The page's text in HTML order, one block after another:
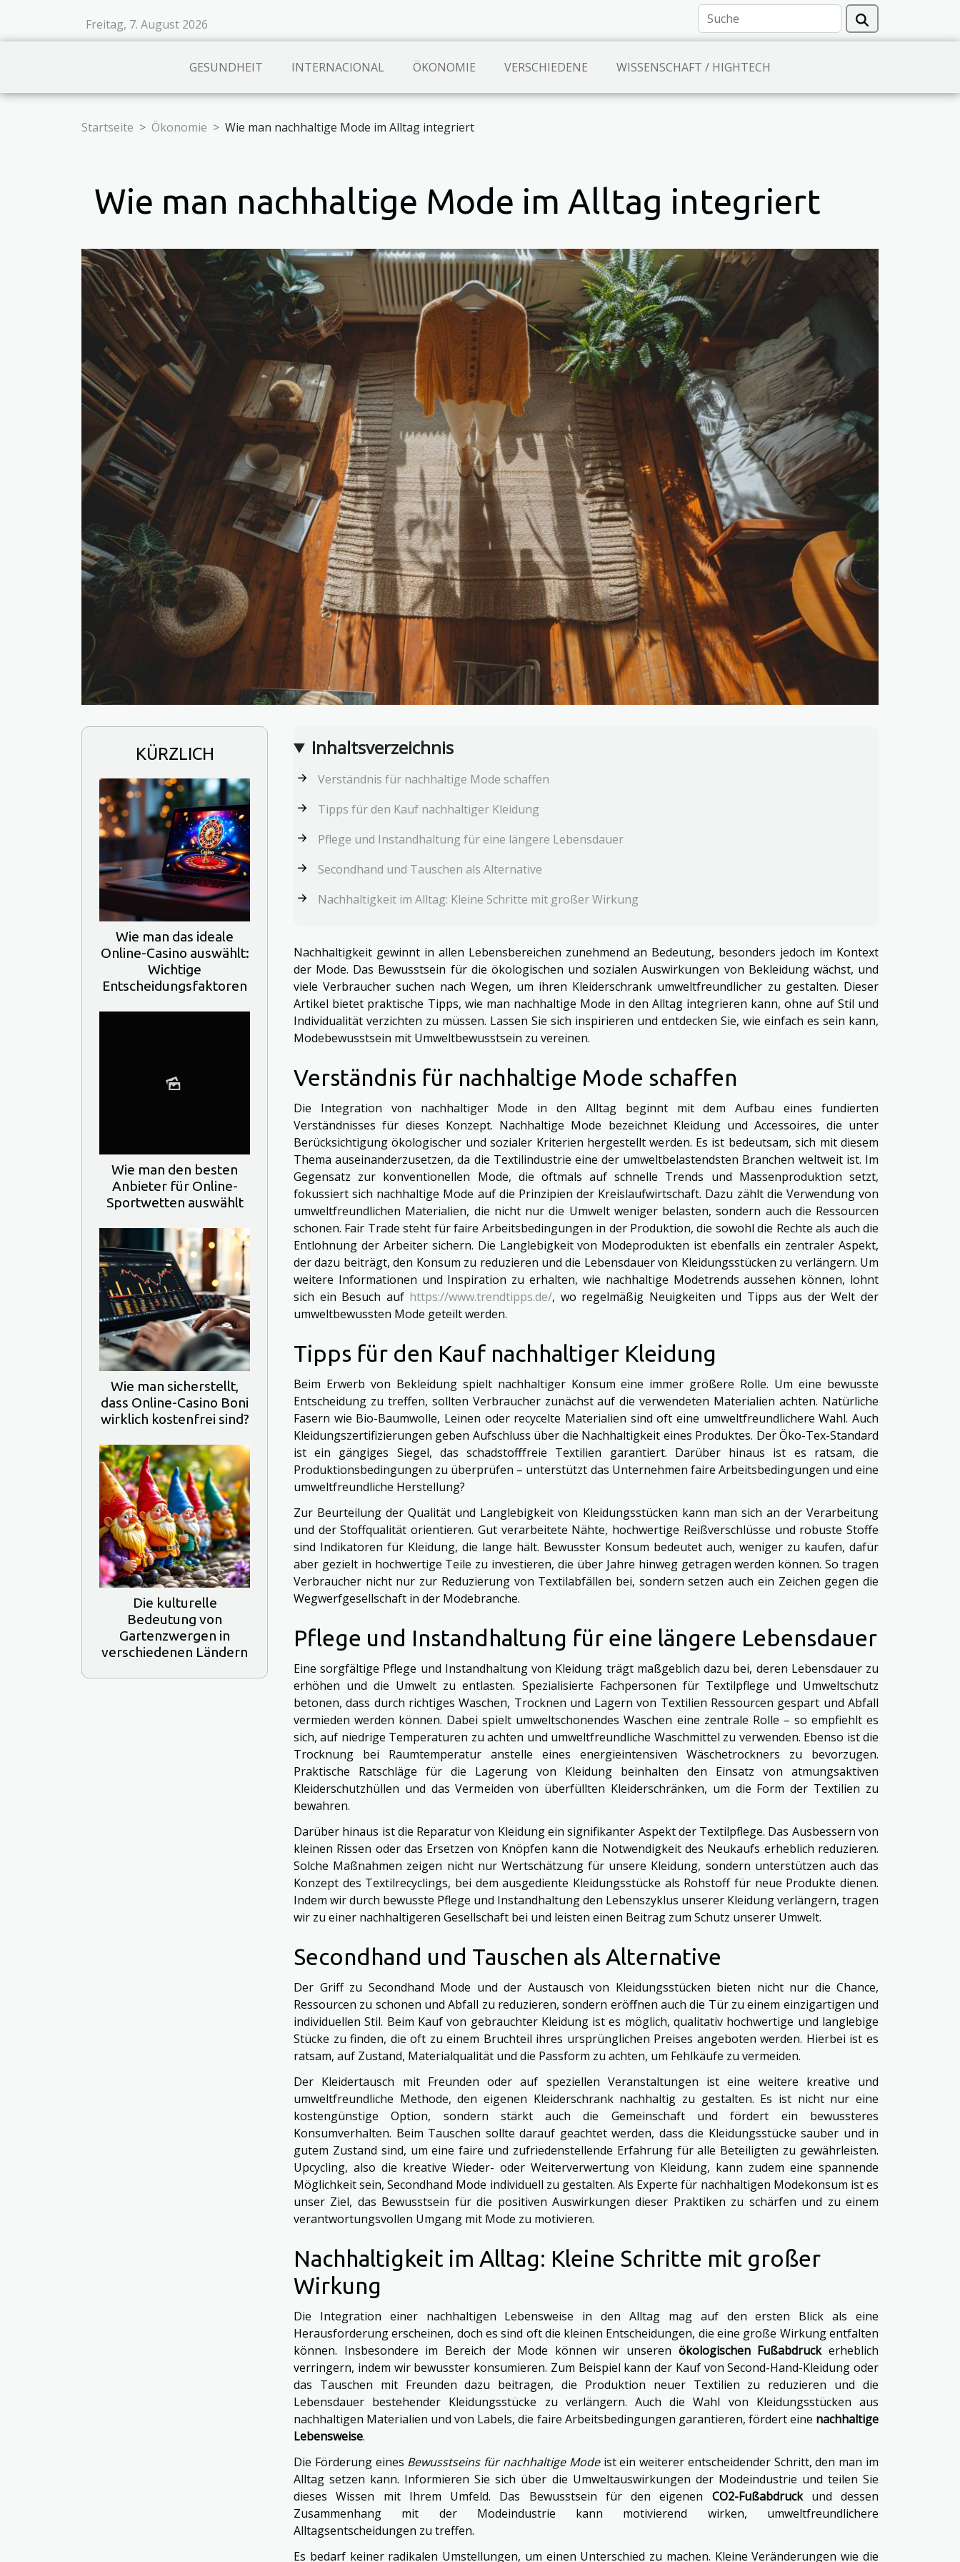
Freitag, 7. August 2026
GESUNDHEIT INTERNACIONAL ÖKONOMIE VERSCHIEDENE WISSENSCHAFT / HIGHTECH
Startseite Ökonomie Wie man nachhaltige Mode im Alltag integriert
Wie man nachhaltige Mode im Alltag integriert
KÜRZLICH
Wie man das ideale
Online-Casino auswählt:
Wichtige
Entscheidungsfaktoren
Wie man den besten
Anbieter für Online-
Sportwetten auswählt
Wie man sicherstellt,
dass Online-Casino Boni
wirklich kostenfrei sind?
Die kulturelle
Bedeutung von
Gartenzwergen in
verschiedenen Ländern
Inhaltsverzeichnis
Verständnis für nachhaltige Mode schaffen
Tipps für den Kauf nachhaltiger Kleidung
Pflege und Instandhaltung für eine längere Lebensdauer
Secondhand und Tauschen als Alternative
Nachhaltigkeit im Alltag: Kleine Schritte mit großer Wirkung
Nachhaltigkeit gewinnt in allen Lebensbereichen zunehmend an Bedeutung, besonders jedoch im Kontext
der Mode. Das Bewusstsein für die ökologischen und sozialen Auswirkungen von Bekleidung wächst, und
viele Verbraucher suchen nach Wegen, um ihren Kleiderschrank umweltfreundlicher zu gestalten. Dieser
Artikel bietet praktische Tipps, wie man nachhaltige Mode in den Alltag integrieren kann, ohne auf Stil und
Individualität verzichten zu müssen. Lassen Sie sich inspirieren und entdecken Sie, wie einfach es sein kann,
Modebewusstsein mit Umweltbewusstsein zu vereinen.
Verständnis für nachhaltige Mode schaffen
Die Integration von nachhaltiger Mode in den Alltag beginnt mit dem Aufbau eines fundierten
Verständnisses für dieses Konzept. Nachhaltige Mode bezeichnet Kleidung und Accessoires, die unter
Berücksichtigung ökologischer und sozialer Kriterien hergestellt werden. Es ist bedeutsam, sich mit diesem
Thema auseinanderzusetzen, da die Textilindustrie eine der umweltbelastendsten Branchen weltweit ist. Im
Gegensatz zur konventionellen Mode, die oftmals auf schnelle Trends und Massenproduktion setzt,
fokussiert sich nachhaltige Mode auf die Prinzipien der Kreislaufwirtschaft. Dazu zählt die Verwendung von
umweltfreundlichen Materialien, die nicht nur die Umwelt weniger belasten, sondern auch die Ressourcen
schonen. Fair Trade steht für faire Arbeitsbedingungen in der Produktion, die sowohl die Rechte als auch die
Entlohnung der Arbeiter sichern. Die Langlebigkeit von Modeprodukten ist ebenfalls ein zentraler Aspekt,
der dazu beiträgt, den Konsum zu reduzieren und die Lebensdauer von Kleidungsstücken zu verlängern. Um
weitere Informationen und Inspiration zu erhalten, wie nachhaltige Modetrends aussehen können, lohnt
sich ein Besuch auf https://www.trendtipps.de/, wo regelmäßig Neuigkeiten und Tipps aus der Welt der
umweltbewussten Mode geteilt werden.
Tipps für den Kauf nachhaltiger Kleidung
Beim Erwerb von Bekleidung spielt nachhaltiger Konsum eine immer größere Rolle. Um eine bewusste
Entscheidung zu treffen, sollten Verbraucher zunächst auf die verwendeten Materialien achten. Natürliche
Fasern wie Bio-Baumwolle, Leinen oder recycelte Materialien sind oft eine umweltfreundlichere Wahl. Auch
Kleidungszertifizierungen geben Aufschluss über die Nachhaltigkeit eines Produktes. Der Öko-Tex-Standard
ist ein gängiges Siegel, das schadstofffreie Textilien garantiert. Darüber hinaus ist es ratsam, die
Produktionsbedingungen zu überprüfen – unterstützt das Unternehmen faire Arbeitsbedingungen und eine
umweltfreundliche Herstellung?
Zur Beurteilung der Qualität und Langlebigkeit von Kleidungsstücken kann man sich an der Verarbeitung
und der Stoffqualität orientieren. Gut verarbeitete Nähte, hochwertige Reißverschlüsse und robuste Stoffe
sind Indikatoren für Kleidung, die lange hält. Bewusster Konsum bedeutet auch, weniger zu kaufen, dafür
aber gezielt in hochwertige Teile zu investieren, die über Jahre hinweg getragen werden können. So tragen
Verbraucher nicht nur zur Reduzierung von Textilabfällen bei, sondern setzen auch ein Zeichen gegen die
Wegwerfgesellschaft in der Modebranche.
Pflege und Instandhaltung für eine längere Lebensdauer
Eine sorgfältige Pflege und Instandhaltung von Kleidung trägt maßgeblich dazu bei, deren Lebensdauer zu
erhöhen und die Umwelt zu entlasten. Spezialisierte Fachpersonen für Textilpflege und Umweltschutz
betonen, dass durch richtiges Waschen, Trocknen und Lagern von Textilien Ressourcen gespart und Abfall
vermieden werden können. Dabei spielt umweltschonendes Waschen eine zentrale Rolle – so empfiehlt es
sich, auf niedrige Temperaturen zu achten und umweltfreundliche Waschmittel zu verwenden. Ebenso ist die
Trocknung bei Raumtemperatur anstelle eines energieintensiven Wäschetrockners zu bevorzugen.
Praktische Ratschläge für die Lagerung von Kleidung beinhalten den Einsatz von atmungsaktiven
Kleiderschutzhüllen und das Vermeiden von überfüllten Kleiderschränken, um die Form der Textilien zu
bewahren.
Darüber hinaus ist die Reparatur von Kleidung ein signifikanter Aspekt der Textilpflege. Das Ausbessern von
kleinen Rissen oder das Ersetzen von Knöpfen kann die Notwendigkeit des Neukaufs erheblich reduzieren.
Solche Maßnahmen zeigen nicht nur Wertschätzung für unsere Kleidung, sondern unterstützen auch das
Konzept des Textilrecyclings, bei dem ausgediente Kleidungsstücke als Rohstoff für neue Produkte dienen.
Indem wir durch bewusste Pflege und Instandhaltung den Lebenszyklus unserer Kleidung verlängern, tragen
wir zu einer nachhaltigeren Gesellschaft bei und leisten einen Beitrag zum Schutz unserer Umwelt.
Secondhand und Tauschen als Alternative
Der Griff zu Secondhand Mode und der Austausch von Kleidungsstücken bieten nicht nur die Chance,
Ressourcen zu schonen und Abfall zu reduzieren, sondern eröffnen auch die Tür zu einem einzigartigen und
individuellen Stil. Beim Kauf von gebrauchter Kleidung ist es möglich, qualitativ hochwertige und langlebige
Stücke zu finden, die oft zu einem Bruchteil ihres ursprünglichen Preises angeboten werden. Hierbei ist es
ratsam, auf Zustand, Materialqualität und die Passform zu achten, um Fehlkäufe zu vermeiden.
Der Kleidertausch mit Freunden oder auf speziellen Veranstaltungen ist eine weitere kreative und
umweltfreundliche Methode, den eigenen Kleiderschrank nachhaltig zu gestalten. Es ist nicht nur eine
kostengünstige Option, sondern stärkt auch die Gemeinschaft und fördert ein bewussteres
Konsumverhalten. Beim Tauschen sollte darauf geachtet werden, dass die Kleidungsstücke sauber und in
gutem Zustand sind, um eine faire und zufriedenstellende Erfahrung für alle Beteiligten zu gewährleisten.
Upcycling, also die kreative Wieder- oder Weiterverwertung von Kleidung, kann zudem eine spannende
Möglichkeit sein, Secondhand Mode individuell zu gestalten. Als Experte für nachhaltigen Modekonsum ist es
unser Ziel, das Bewusstsein für die positiven Auswirkungen dieser Praktiken zu schärfen und zu einem
verantwortungsvollen Umgang mit Mode zu motivieren.
Nachhaltigkeit im Alltag: Kleine Schritte mit großer
Wirkung
Die Integration einer nachhaltigen Lebensweise in den Alltag mag auf den ersten Blick als eine
Herausforderung erscheinen, doch es sind oft die kleinen Entscheidungen, die eine große Wirkung entfalten
können. Insbesondere im Bereich der Mode können wir unseren ökologischen Fußabdruckerheblich
verringern, indem wir bewusster konsumieren. Zum Beispiel kann der Kauf von Second-Hand-Kleidung oder
das Tauschen mit Freunden dazu beitragen, die Produktion neuer Textilien zu reduzieren und die
Lebensdauer bestehender Kleidungsstücke zu verlängern. Auch die Wahl von Kleidungsstücken aus
nachhaltigen Materialien und von Labels, die faire Arbeitsbedingungen garantieren, fördert eine nachhaltige
Lebensweise.
Die Förderung eines Bewusstseins für nachhaltige Modeist ein weiterer entscheidender Schritt, den man im
Alltag setzen kann. Informieren Sie sich über die Umweltauswirkungen der Modeindustrie und teilen Sie
dieses Wissen mit Ihrem Umfeld. Das Bewusstsein für den eigenen CO2-Fußabdruckund dessen
Zusammenhang mit der Modeindustrie kann motivierend wirken, umweltfreundlichere
Alltagsentscheidungen zu treffen.
Es bedarf keiner radikalen Umstellungen, um einen Unterschied zu machen. Kleine Veränderungen wie die